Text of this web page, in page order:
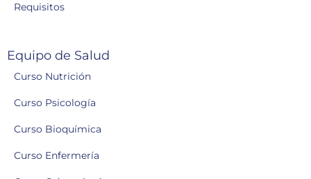
Requisitos
Equipo de Salud
Curso Nutrición
Curso Psicología
Curso Bioquímica
Curso Enfermería